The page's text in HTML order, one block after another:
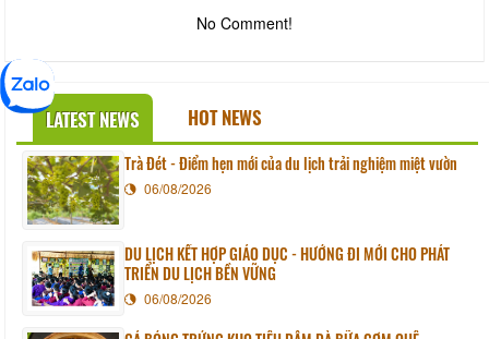
No Comment!
LATEST NEWS HOT NEWS
Trà Đét - Điểm hẹn mới của du lịch trải nghiệm miệt vườn
06/08/2026
DU LỊCH KẾT HỢP GIÁO DỤC - HƯỚNG ĐI MỚI CHO PHÁT
TRIỂN DU LỊCH BỀN VỮNG
06/08/2026